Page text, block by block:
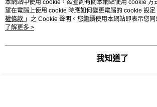
本網站中使用 cookie，欲查詢有關本網站使用 cookie 方
望在電腦上使用 cookie 時應如何變更電腦的 cookie 設定
權條款 」之 Cookie 聲明。您繼續使用本網站即表示您
用條款之 Cookie 聲明使用 cookie。
了解更多 >
我知道了